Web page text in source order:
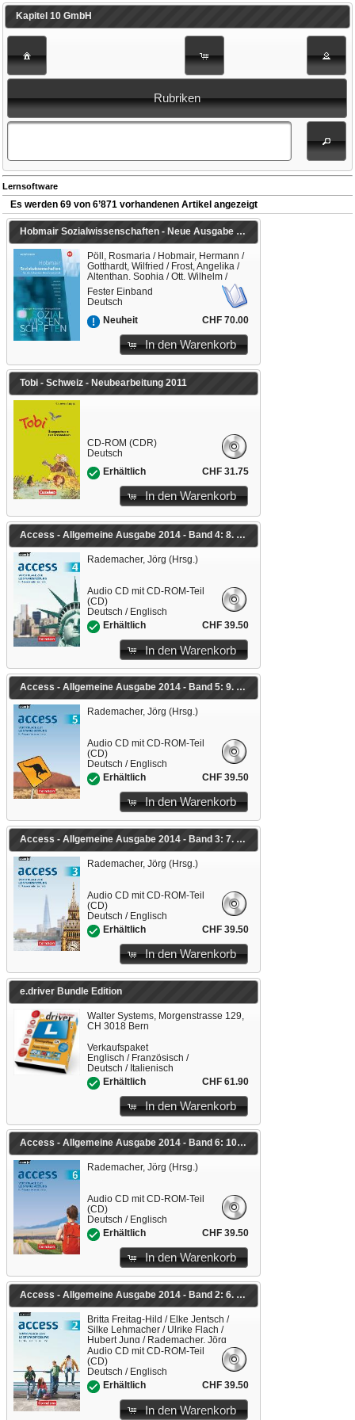
Kapitel 10 GmbH
Rubriken
Lernsoftware
Es werden 69 von 6’871 vorhandenen Artikel angezeigt
Hobmair Sozialwissenschaften - Neue Ausgabe für die Schweizer Berufsmaturität
Pöll, Rosmaria / Hobmair, Hermann /
Gotthardt, Wilfried / Frost, Angelika /
Altenthan, Sophia / Ott, Wilhelm /
Betscher-Ott, Sylvia / Hobmair,
Hermann (Hrsg.)
Fester Einband
Deutsch
Neuheit
CHF 70.00
In den Warenkorb
Tobi - Schweiz - Neubearbeitung 2011
CD-ROM (CDR)
Deutsch
Erhältlich
CHF 31.75
In den Warenkorb
Access - Allgemeine Ausgabe 2014 - Band 4: 8. Schuljahr
Rademacher, Jörg (Hrsg.)
Audio CD mit CD-ROM-Teil
(CD)
Deutsch / Englisch
Erhältlich
CHF 39.50
In den Warenkorb
Access - Allgemeine Ausgabe 2014 - Band 5: 9. Schuljahr
Rademacher, Jörg (Hrsg.)
Audio CD mit CD-ROM-Teil
(CD)
Deutsch / Englisch
Erhältlich
CHF 39.50
In den Warenkorb
Access - Allgemeine Ausgabe 2014 - Band 3: 7. Schuljahr
Rademacher, Jörg (Hrsg.)
Audio CD mit CD-ROM-Teil
(CD)
Deutsch / Englisch
Erhältlich
CHF 39.50
In den Warenkorb
e.driver Bundle Edition
Walter Systems, Morgenstrasse 129,
CH 3018 Bern
Verkaufspaket
Englisch / Französisch /
Deutsch / Italienisch
Erhältlich
CHF 61.90
In den Warenkorb
Access - Allgemeine Ausgabe 2014 - Band 6: 10. Schuljahr
Rademacher, Jörg (Hrsg.)
Audio CD mit CD-ROM-Teil
(CD)
Deutsch / Englisch
Erhältlich
CHF 39.50
In den Warenkorb
Access - Allgemeine Ausgabe 2014 - Band 2: 6. Schuljahr
Britta Freitag-Hild / Elke Jentsch /
Silke Lehmacher / Ulrike Flach /
Hubert Jung / Rademacher, Jörg
(Hrsg.)
Audio CD mit CD-ROM-Teil
(CD)
Deutsch / Englisch
Erhältlich
CHF 39.50
In den Warenkorb